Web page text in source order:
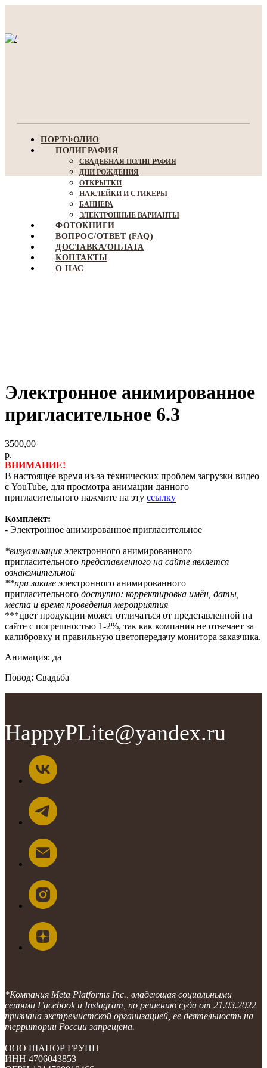
ПОРТФОЛИО
ПОЛИГРАФИЯ
СВАДЕБНАЯ ПОЛИГРАФИЯ
ДНИ РОЖДЕНИЯ
ОТКРЫТКИ
НАКЛЕЙКИ И СТИКЕРЫ
БАННЕРА
ЭЛЕКТРОННЫЕ ВАРИАНТЫ
ФОТОКНИГИ
ВОПРОС/ОТВЕТ (FAQ)
ДОСТАВКА/ОПЛАТА
КОНТАКТЫ
О НАС
Электронное анимированное
пригласительное 6.3
3500,00
р.
ВНИМАНИЕ!
В настоящее время из-за технических проблем загрузки видео
с YouTube, для просмотра анимации данного
пригласительного нажмите на эту ссылку
Комплект:
- Электронное анимированное пригласительное
*визуализация электронного анимированного
пригласительного представленного на сайте является
ознакомительной
**при заказе электронного анимированного
пригласительного доступно: корректировка имён, даты,
места и время проведения мероприятия
***цвет продукции может отличаться от представленной на
сайте с погрешностью 1-2%, так как компания не отвечает за
калибровку и правильную цветопередачу монитора заказчика.
Анимация: да
Повод: Свадьба
HappyPLite@yandex.ru
*Компания Meta Platforms Inc., владеющая социальными
сетями Facebook и Instagram, по решению суда от 21.03.2022
признана экстремистской организацией, ее деятельность на
территории России запрещена.
ООО ШАПОР ГРУПП
ИНН 4706043853